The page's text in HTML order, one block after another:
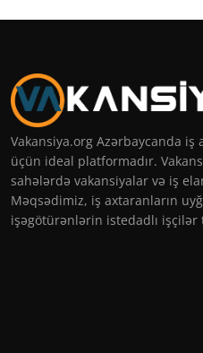
Vakansiya.org Azərbaycanda
üçün ideal platformadır.
sahələrdə vakansiyalar və iş
Məqsədimiz, iş axtaranların
işəgötürənlərin istedadlı işçilər